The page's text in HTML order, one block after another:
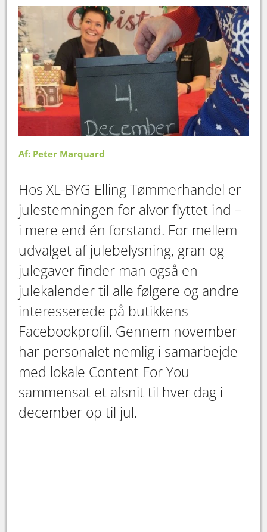
Af: Peter Marquard
Hos XL-BYG Elling Tømmerhandel er
julestemningen for alvor flyttet ind –
i mere end én forstand. For mellem
udvalget af julebelysning, gran og
julegaver finder man også en
julekalender til alle følgere og andre
interesserede på butikkens
Facebookprofil. Gennem november
har personalet nemlig i samarbejde
med lokale Content For You
sammensat et afsnit til hver dag i
december op til jul.